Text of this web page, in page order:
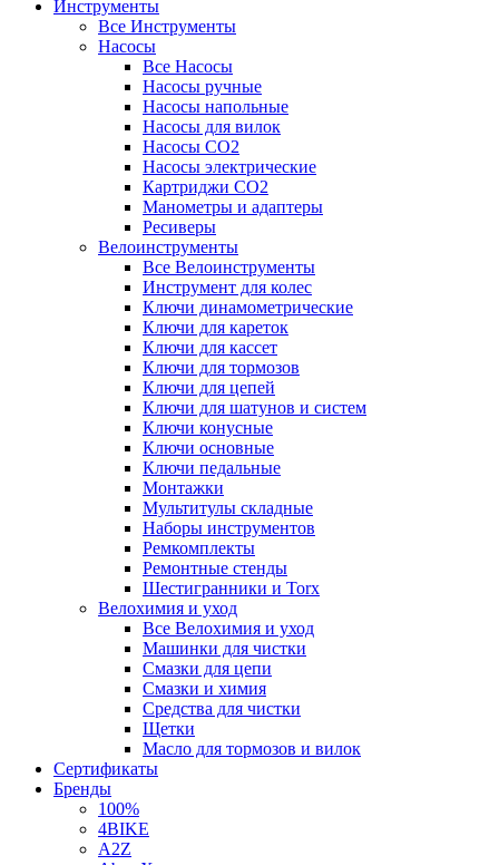
Инструменты
Все Инструменты
Насосы
Все Насосы
Насосы ручные
Насосы напольные
Насосы для вилок
Насосы CO2
Насосы электрические
Картриджи CO2
Манометры и адаптеры
Ресиверы
Велоинструменты
Все Велоинструменты
Инструмент для колес
Ключи динамометрические
Ключи для кареток
Ключи для кассет
Ключи для тормозов
Ключи для цепей
Ключи для шатунов и систем
Ключи конусные
Ключи основные
Ключи педальные
Монтажки
Мультитулы складные
Наборы инструментов
Ремкомплекты
Ремонтные стенды
Шестигранники и Torx
Велохимия и уход
Все Велохимия и уход
Машинки для чистки
Смазки для цепи
Смазки и химия
Средства для чистки
Щетки
Масло для тормозов и вилок
Сертификаты
Бренды
100%
4BIKE
A2Z